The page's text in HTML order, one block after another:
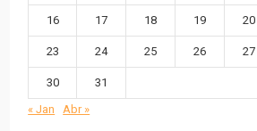
16 17 18 19 20
23 24 25 26 27
30
31
« Jan
Abr »